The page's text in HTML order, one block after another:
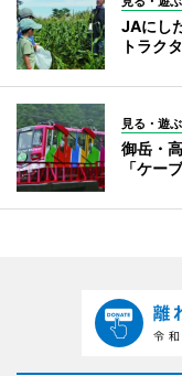
JAにし
トラク
見る・遊ぶ
御岳・
「ケー